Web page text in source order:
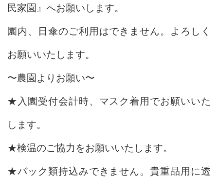
民家園』へお願いします。
園内、日傘のご利用はできません。よろしく
お願いいたします。
〜農園よりお願い〜
★入園受付会計時、マスク着用でお願いいた
します。
★検温のご協力をお願いいたします。
★バック類持込みできません。貴重品用に透